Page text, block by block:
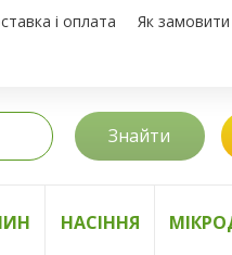
і оплата Як замовити
Знайти
НАСІННЯ